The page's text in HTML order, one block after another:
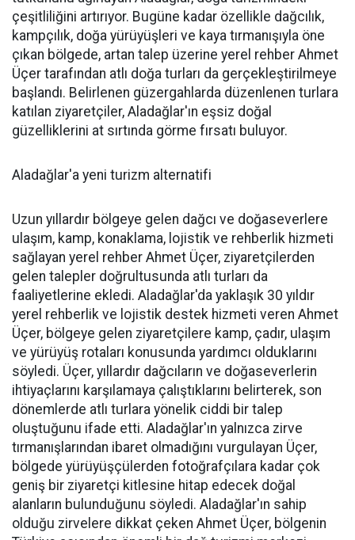
çeşitliliğini artırıyor. Bugüne kadar özellikle dağcılık,
kampçılık, doğa yürüyüşleri ve kaya tırmanışıyla öne
çıkan bölgede, artan talep üzerine yerel rehber Ahmet
Üçer tarafından atlı doğa turları da gerçekleştirilmeye
başlandı. Belirlenen güzergahlarda düzenlenen turlara
katılan ziyaretçiler, Aladağlar'ın eşsiz doğal
güzelliklerini at sırtında görme fırsatı buluyor.
Aladağlar'a yeni turizm alternatifi
Uzun yıllardır bölgeye gelen dağcı ve doğaseverlere
ulaşım, kamp, konaklama, lojistik ve rehberlik hizmeti
sağlayan yerel rehber Ahmet Üçer, ziyaretçilerden
gelen talepler doğrultusunda atlı turları da
faaliyetlerine ekledi. Aladağlar'da yaklaşık 30 yıldır
yerel rehberlik ve lojistik destek hizmeti veren Ahmet
Üçer, bölgeye gelen ziyaretçilere kamp, çadır, ulaşım
ve yürüyüş rotaları konusunda yardımcı olduklarını
söyledi. Üçer, yıllardır dağcıların ve doğaseverlerin
ihtiyaçlarını karşılamaya çalıştıklarını belirterek, son
dönemlerde atlı turlara yönelik ciddi bir talep
oluştuğunu ifade etti. Aladağlar'ın yalnızca zirve
tırmanışlarından ibaret olmadığını vurgulayan Üçer,
bölgede yürüyüşçülerden fotoğrafçılara kadar çok
geniş bir ziyaretçi kitlesine hitap edecek doğal
alanların bulunduğunu söyledi. Aladağlar'ın sahip
olduğu zirvelere dikkat çeken Ahmet Üçer, bölgenin